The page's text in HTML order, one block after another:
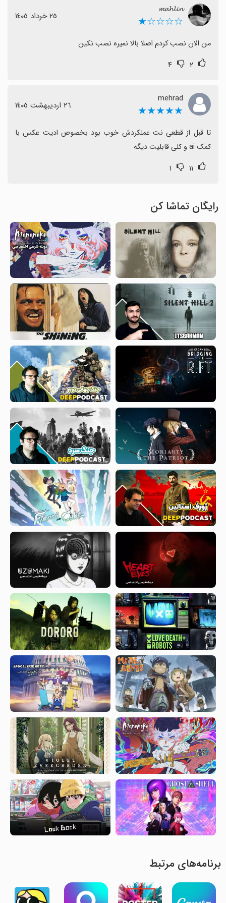
𝓶𝓪𝓱𝓵𝓲𝓷
☆☆☆☆★ ٢٥ خرداد ١٤٠٥
من الان نصب کردم اصلا بالا نمیره نصب نکین
۲ ۴
mehrad
★★★★★ ٢٦ اردیبهشت ١٤٠٥
کمک ai و کلی قابلیت دیگه
۱۱ ۱
رایگان تماشا کن
برنامه‌های مرتبط